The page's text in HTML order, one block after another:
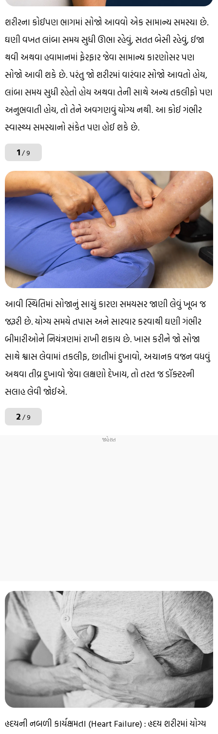
શરીરના કોઈપણ ભાગમાં સોજો આવવો એક સામાન્ય સમસ્યા છે.
ઘણી વખત લાંબા સમય સુધી ઊભા રહેવું, સતત બેસી રહેવું, ઈજા
થવી અથવા હવામાનમાં ફેરફાર જેવા સામાન્ય કારણોસર પણ
સોજો આવી શકે છે. પરંતુ જો શરીરમાં વારંવાર સોજો આવતો હોય,
લાંબા સમય સુધી રહેતો હોય અથવા તેની સાથે અન્ય તકલીફો પણ
અનુભવાતી હોય, તો તેને અવગણવું યોગ્ય નથી. આ કોઈ ગંભીર
સ્વાસ્થ્ય સમસ્યાનો સંકેત પણ હોઈ શકે છે.
1/ 9
આવી સ્થિતિમાં સોજાનું સાચું કારણ સમયસર જાણી લેવું ખૂબ જ
જરૂરી છે. યોગ્ય સમયે તપાસ અને સારવાર કરવાથી ઘણી ગંભીર
બીમારીઓને નિયંત્રણમાં રાખી શકાય છે. ખાસ કરીને જો સોજા
સાથે શ્વાસ લેવામાં તકલીફ, છાતીમાં દુખાવો, અચાનક વજન વધવું
અથવા તીવ્ર દુખાવો જેવા લક્ષણો દેખાય, તો તરત જ ડૉક્ટરની
સલાહ લેવી જોઈએ.
2/ 9
હૃદયની નબળી કાર્યક્ષમતા (Heart Failure) : હૃદય શરીરમાં યોગ્ય